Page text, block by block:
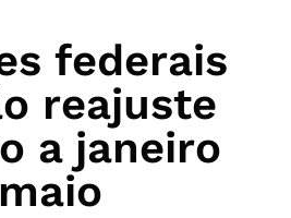
federais
reajuste
a janeiro